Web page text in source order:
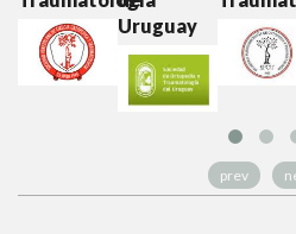
Uruguay
prev